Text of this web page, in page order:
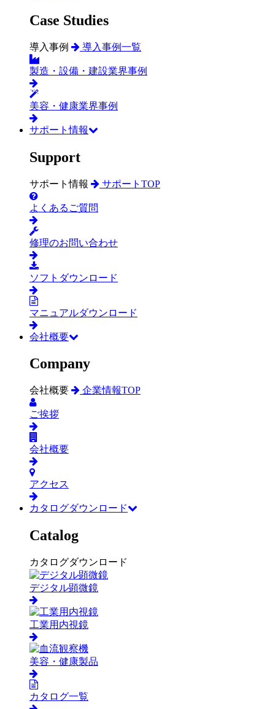
Case Studies
導入事例 導入事例一覧
製造・設備・建設業界事例
美容・健康業界事例
サポート情報
Support
サポート情報 サポートTOP
よくあるご質問
修理のお問い合わせ
ソフトダウンロード
マニュアルダウンロード
会社概要
Company
会社概要 企業情報TOP
ご挨拶
会社概要
アクセス
カタログダウンロード
Catalog
カタログダウンロード
デジタル顕微鏡
工業用内視鏡
美容・健康製品
カタログ一覧